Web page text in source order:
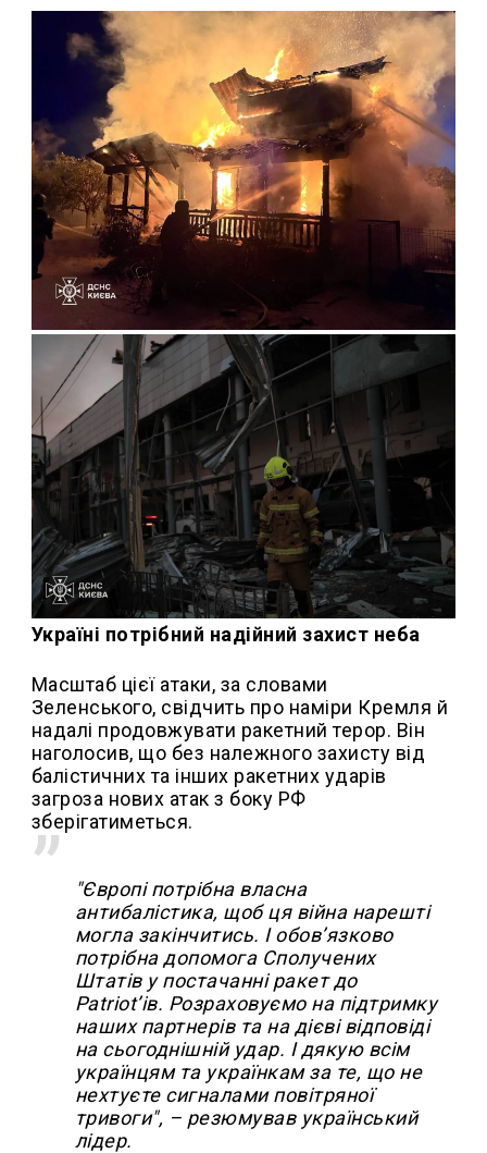
Україні потрібний надійний захист неба
Масштаб цієї атаки, за словами
Зеленського, свідчить про наміри Кремля й
надалі продовжувати ракетний терор. Він
наголосив, що без належного захисту від
балістичних та інших ракетних ударів
загроза нових атак з боку РФ
зберігатиметься.
"Європі потрібна власна
антибалістика, щоб ця війна нарешті
могла закінчитись. І обовʼязково
потрібна допомога Сполучених
Штатів у постачанні ракет до
Patriotʼів. Розраховуємо на підтримку
наших партнерів та на дієві відповіді
на сьогоднішній удар. І дякую всім
українцям та українкам за те, що не
нехтуєте сигналами повітряної
тривоги", – резюмував український
лідер.